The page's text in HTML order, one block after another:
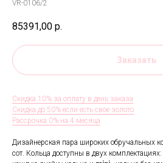
VR-0106/2
85391,00 р.
Заказать
Скидка 10% за оплату в день заказа
Скидка до 50% если есть свое золото
Рассрочка 0% на 4 месяца
Дизайнерская пара широких обручальных
сот. Кольца доступны в двух комплектациях: